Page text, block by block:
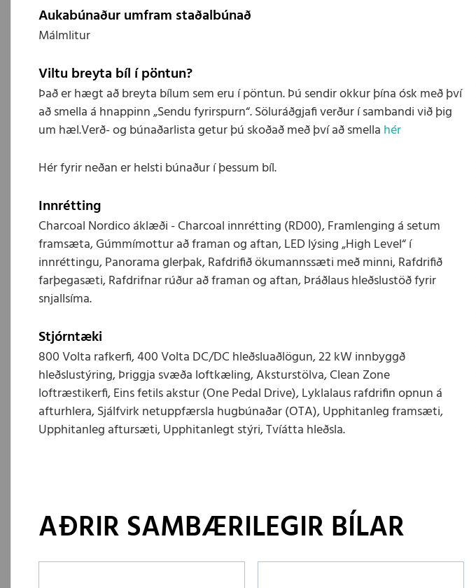
Aukabúnaður umfram staðalbúnað
Málmlitur
Viltu breyta bíl í pöntun?
Það er hægt að breyta bílum sem eru í pöntun. Þú sendir okkur þína ósk með því
að smella á hnappinn „Sendu fyrirspurn“. Söluráðgjafi verður í sambandi við þig
um hæl.Verð- og búnaðarlista getur þú skoðað með því að smella hér
Hér fyrir neðan er helsti búnaður í þessum bíl.
Innrétting
Charcoal Nordico áklæði - Charcoal innrétting (RD00), Framlenging á setum
framsæta, Gúmmímottur að framan og aftan, LED lýsing „High Level“ í
innréttingu, Panorama glerþak, Rafdrifið ökumannssæti með minni, Rafdrifið
farþegasæti, Rafdrifnar rúður að framan og aftan, Þráðlaus hleðslustöð fyrir
snjallsíma.
Stjórntæki
800 Volta rafkerfi, 400 Volta DC/DC hleðsluaðlögun, 22 kW innbyggð
hleðslustýring, Þriggja svæða loftkæling, Aksturstölva, Clean Zone
loftræstikerfi, Eins fetils akstur (One Pedal Drive), Lyklalaus rafdrifin opnun á
afturhlera, Sjálfvirk netuppfærsla hugbúnaðar (OTA), Upphitanleg framsæti,
Upphitanleg aftursæti, Upphitanlegt stýri, Tvíátta hleðsla.
AÐRIR SAMBÆRILEGIR BÍLAR